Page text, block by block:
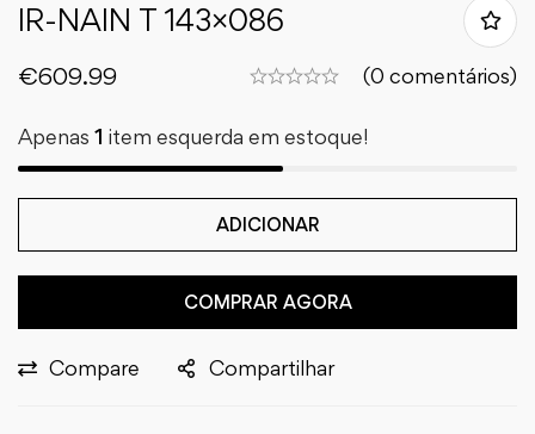
IR-NAIN T 143×086
€609.99 (0 comentários)
Apenas 1 item esquerda em estoque!
ADICIONAR
COMPRAR AGORA
Compare Compartilhar